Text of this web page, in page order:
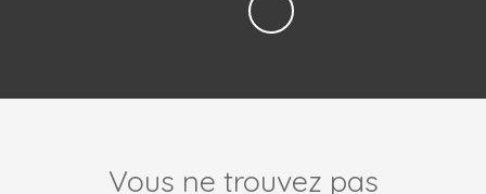
Vous ne trouvez pas